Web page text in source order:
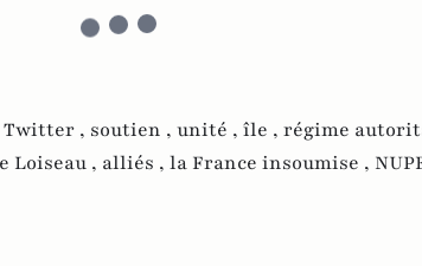
Twitter , soutien , unité , île , régime
Loiseau , alliés , la France insoumise ,